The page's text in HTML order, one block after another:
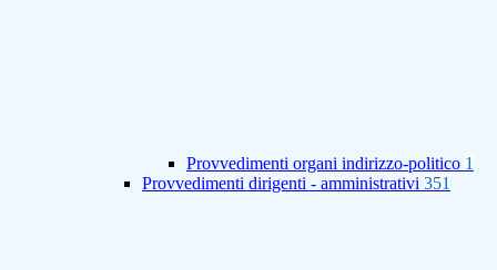
Provvedimenti organi indirizzo-politico 1
Provvedimenti dirigenti - amministrativi 351